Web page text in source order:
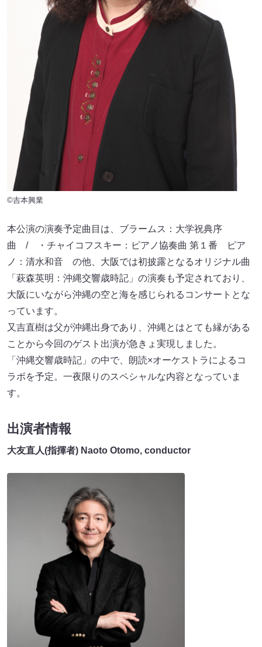
©吉本興業
本公演の演奏予定曲目は、ブラームス：大学祝典序
曲 / ・チャイコフスキー：ピアノ協奏曲 第１番 ピア
ノ：清水和音 の他、大阪では初披露となるオリジナル曲
「萩森英明：沖縄交響歳時記」の演奏も予定されており、
大阪にいながら沖縄の空と海を感じられるコンサートとな
っています。
又吉直樹は父が沖縄出身であり、沖縄とはとても縁がある
ことから今回のゲスト出演が急きょ実現しました。
「沖縄交響歳時記」の中で、朗読×オーケストラによるコ
ラボを予定。一夜限りのスペシャルな内容となっていま
す。
出演者情報
大友直人(指揮者) Naoto Otomo, conductor